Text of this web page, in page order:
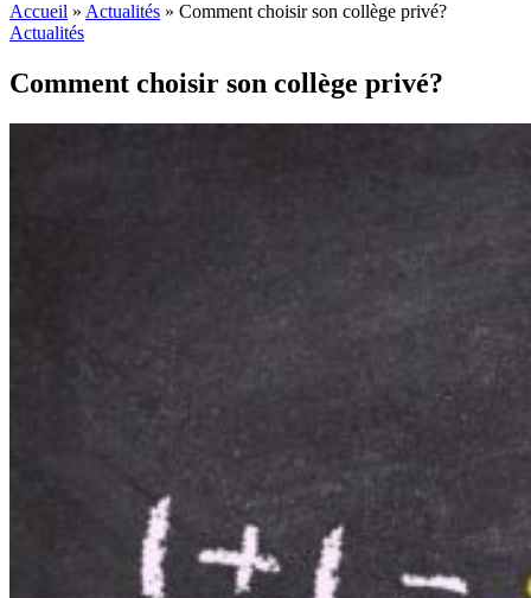
Accueil » Actualités » Comment choisir son collège privé?
Actualités
Comment choisir son collège privé?